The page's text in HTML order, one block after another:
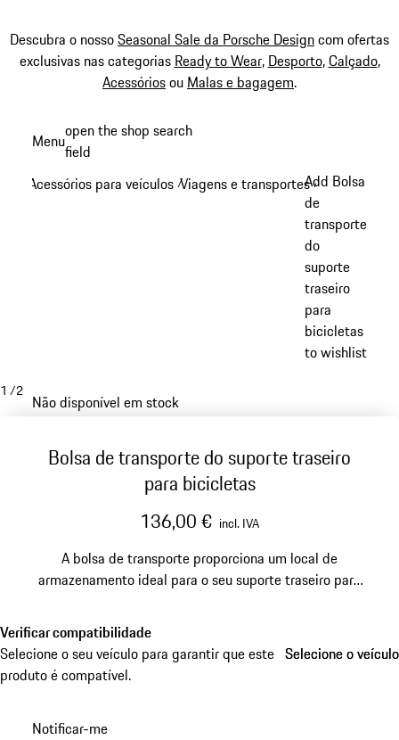
Descubra o nossoSeasonal Sale da Porsche Designcom ofertas
exclusivas nas categorias Ready to Wear, Desporto,Calçado,
Acessóriosou Malas e bagagem.
conteúdo
Menuopen the shop search
field
Acessórios para veículos /Viagens e transportes/
Add Bolsa
de
transporte
do
suporte
traseiro
para
bicicletas
to wishlist
1 /2
Não disponível em stock
Bolsa de transporte do suporte traseiro
para bicicletas
136,00 € incl. IVA
A bolsa de transporte proporciona um local de
armazenamento ideal para o seu suporte traseiro para
Verificar compatibilidade
Selecione o seu veículo para garantir que este
produto é compatível.
Selecione o veículo
Selecione o veículo
Notificar-me